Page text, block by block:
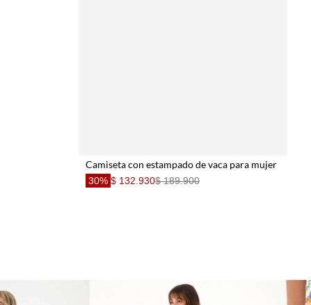
Camiseta con estampado de vaca para mujer
30% $ 132.930$ 189.900